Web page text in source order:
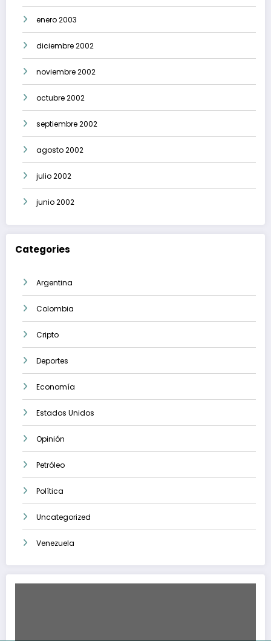
enero 2003
diciembre 2002
noviembre 2002
octubre 2002
septiembre 2002
agosto 2002
julio 2002
junio 2002
Categories
Argentina
Colombia
Cripto
Deportes
Economía
Estados Unidos
Opinión
Petróleo
Política
Uncategorized
Venezuela